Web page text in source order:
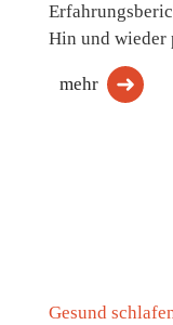
Hin und
mehr
Gesund